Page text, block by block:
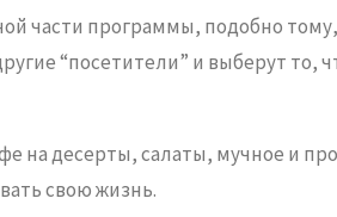
части программы, подобно
“посетители” и выберут то,
на десерты, салаты, мучное и
свою жизнь.